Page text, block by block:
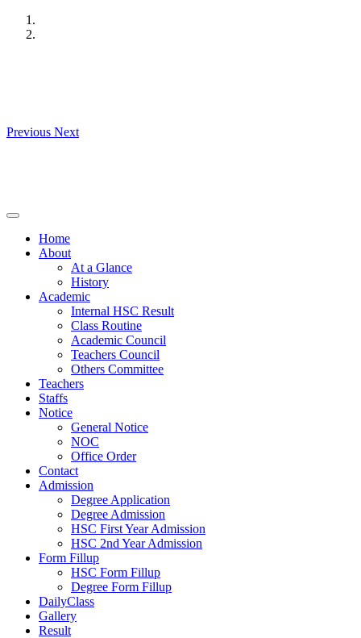
Skip
Previous Next
Home
About
At a Glance
History
Academic
Internal HSC Result
Class Routine
Academic Council
Teachers Council
Others Committee
Teachers
Staffs
Notice
General Notice
NOC
Office Order
Contact
Admission
Degree Application
Degree Admission
HSC First Year Admission
HSC 2nd Year Admission
Form Fillup
HSC Form Fillup
Degree Form Fillup
DailyClass
Gallery
Result